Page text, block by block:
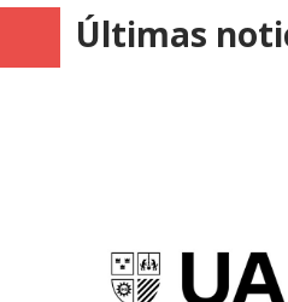
Últimas